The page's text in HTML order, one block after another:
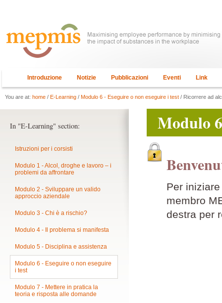
Introduzione Notizie Pubblicazioni Eventi Link
You are at: home / E-Learning / Modulo 6 - Eseguire o non eseguire i test / Ricorrere ad
Modulo
Per
membro
destra per
In "E-Learning" section:
Istruzioni per i corsisti
Modulo 1 - Alcol, droghe e lavoro – i
problemi da affrontare
Modulo 2 - Sviluppare un valido
approccio aziendale
Modulo 3 - Chi è a rischio?
Modulo 4 - Il problema si manifesta
Modulo 5 - Disciplina e assistenza
Modulo 6 - Eseguire o non eseguire
i test
Modulo 7 - Mettere in pratica la
teoria e risposta alle domande